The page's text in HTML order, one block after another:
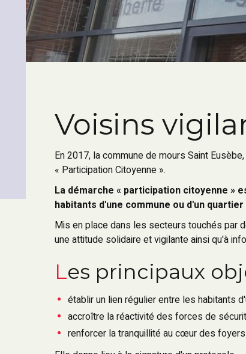
Voisins
En 2017, la commune de mours Saint
« Participation Citoyenne ».
La démarche « participation citoyenne »
habitants d'une commune ou d'un
Mis en place dans les secteurs touchés par
une attitude solidaire et vigilante ainsi qu'à
Les principaux
établir un lien régulier entre les habitants
accroître la réactivité des forces de
renforcer la tranquillité au cœur des